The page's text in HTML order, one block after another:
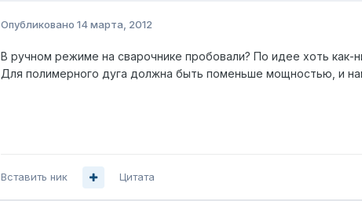
Опубликовано 14 марта, 2012
В ручном режиме на сварочнике пробовали? По идее хоть как-
Для полимерного дуга должна быть поменьше мощностью, и
Вставить ник Цитата